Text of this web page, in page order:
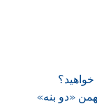
«دو بنه»